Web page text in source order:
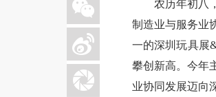
农历年初八
制造业与服务业
一的深圳玩具展
攀创新高。今年
业协同发展迈向